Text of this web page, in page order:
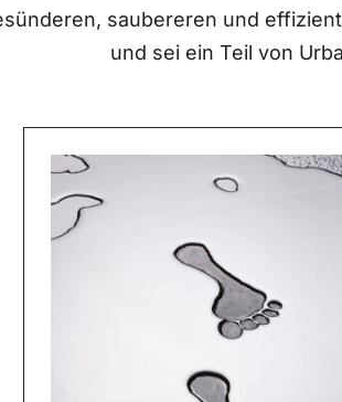
saubereren und
und sei ein Teil von